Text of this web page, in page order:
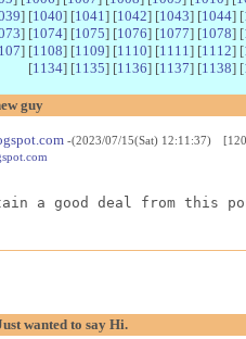
] [1040] [1041 ] [1042] [1043] [1044] [
] [1074] [1075] [1076] [1077] [1078] [
] [1108] [1109] [1110] [1111 ] [1112] [
[1134] [1135] [1136] [1137] [1138] [
guy
-(2023/07/15(Sat) 12:11:37)
a good deal from this
wanted to say Hi.